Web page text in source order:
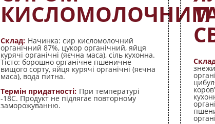
КИСЛОМОЛОЧНИМ
Склад: Начинка: сир кисломолочний
органічний 87%, цукор органічний, яйця
курячі органічні (яєчна маса), сіль кухонна.
Тісто: борошно органічне пшеничне
вищого сорту, яйця курячі органічні (яєчна
маса), вода питна.
Термін придатності: При температурі
-18С. Продукт не підлягає повторному
заморожуванню.